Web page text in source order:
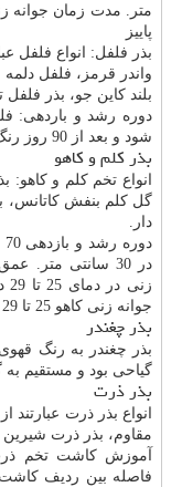
متر. مدت زمان جوانه
پاییز
بذر فلفل: انواع فلفل
واندر قرمز، فلفل
بلند کاین جو، بذر فلفل
شود و بعد از 90 روز رنگ ان ها نارنجی می شود.
بذر کلم و کاهو
انواع تخم کلم و کاهو:
گل کلم بنفش کاتانس،
دار.
جوانه زنی کاهو 25 تا 29 درجه سانتی گراد می باشد.
بذر چغندر
بذر چغندر به رنگ
گیاحی بود و مستقیم به
بذر ذرت
انواع بذر ذرت
مقاوم، بذر ذرت شیرین